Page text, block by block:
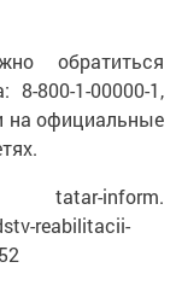
обратиться
8-800-1-00000-1,
на официальные
inform.
reabilitacii-